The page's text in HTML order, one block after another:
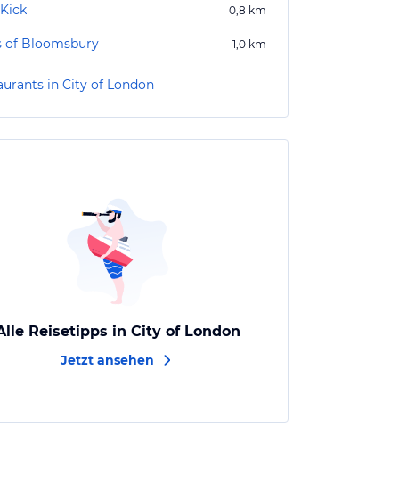
0,8 km
of Bloomsbury 1,0 km
in City of London
Reisetipps in City of London
Jetzt ansehen